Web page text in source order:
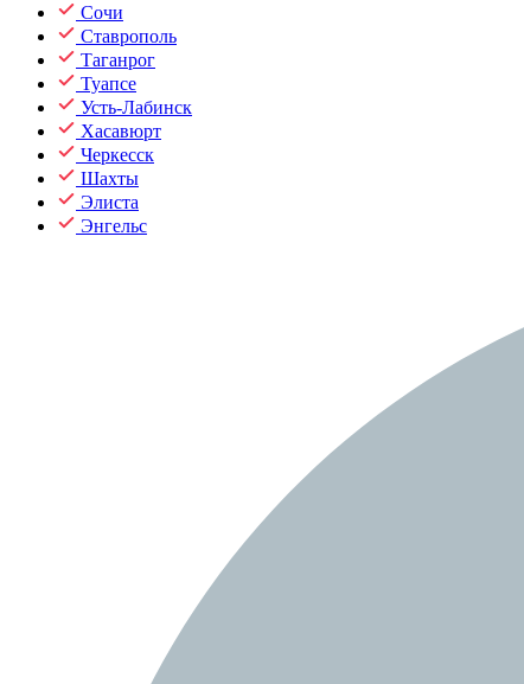
Сочи
Ставрополь
Таганрог
Туапсе
Усть-Лабинск
Хасавюрт
Черкесск
Шахты
Элиста
Энгельс